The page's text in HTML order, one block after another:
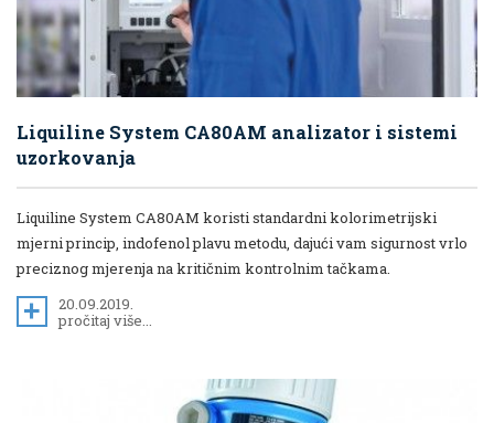
Liquiline System CA80AM analizator i sistemi
uzorkovanja
Liquiline System CA80AM koristi standardni kolorimetrijski
mjerni princip, indofenol plavu metodu, dajući vam sigurnost vrlo
preciznog mjerenja na kritičnim kontrolnim tačkama.
20.09.2019.
pročitaj više...